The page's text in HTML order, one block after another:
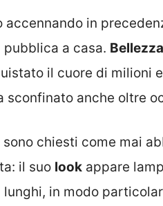
accennando in
a casa. Bellezza
il cuore di milioni
sconfinato anche oltre
chiesti come mai
il suo look appare
in modo